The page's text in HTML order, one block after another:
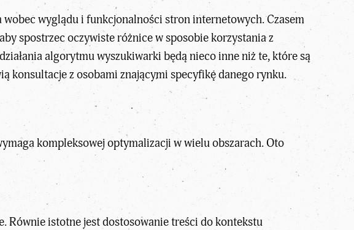
wyglądu i funkcjonalności stron internetowych. Czasem
spostrzec oczywiste różnice w sposobie korzystania z
algorytmu wyszukiwarki będą nieco inne niż te, które są
konsultacje z osobami znającymi specyfikę danego rynku.
kompleksowej optymalizacji w wielu obszarach. Oto
Równie istotne jest dostosowanie treści do kontekstu